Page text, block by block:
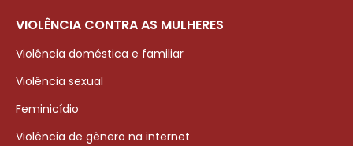
VIOLÊNCIA CONTRA AS MULHERES
Violência doméstica e familiar
Violência sexual
Feminicídio
Violência de gênero na internet